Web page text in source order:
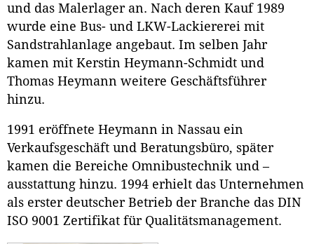
und das Malerlager an. Nach deren Kauf 1989
wurde eine Bus- und LKW-Lackiererei mit
Sandstrahlanlage angebaut. Im selben Jahr
kamen mit Kerstin Heymann-Schmidt und
Thomas Heymann weitere Geschäftsführer
hinzu.
1991 eröffnete Heymann in Nassau ein
Verkaufsgeschäft und Beratungsbüro, später
kamen die Bereiche Omnibustechnik und –
ausstattung hinzu. 1994 erhielt das Unternehmen
als erster deutscher Betrieb der Branche das DIN
ISO 9001 Zertifikat für Qualitätsmanagement.